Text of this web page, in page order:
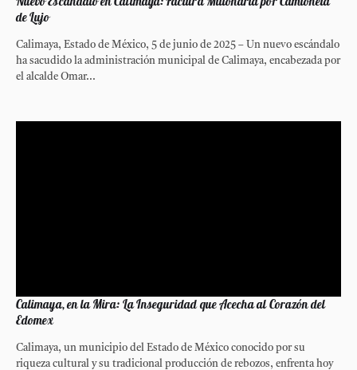
de Lujo
Calimaya, Estado de México, 5 de junio de 2025 – Un nuevo escándalo
ha sacudido la administración municipal de Calimaya, encabezada por
el alcalde Omar...
Calimaya, en la Mira: La Inseguridad que Acecha al Corazón del
Edomex
Calimaya, un municipio del Estado de México conocido por su
riqueza cultural y su tradicional producción de rebozos, enfrenta hoy